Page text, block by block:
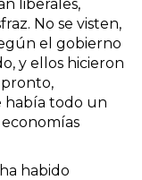
liberales,
No se visten,
el gobierno
y ellos hicieron
había todo un
habido